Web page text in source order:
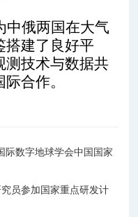
中俄两国在大气
搭建了良好平
测技术与数据共
合作。
际数字地球学会中国国家
员参加国家重点研发计